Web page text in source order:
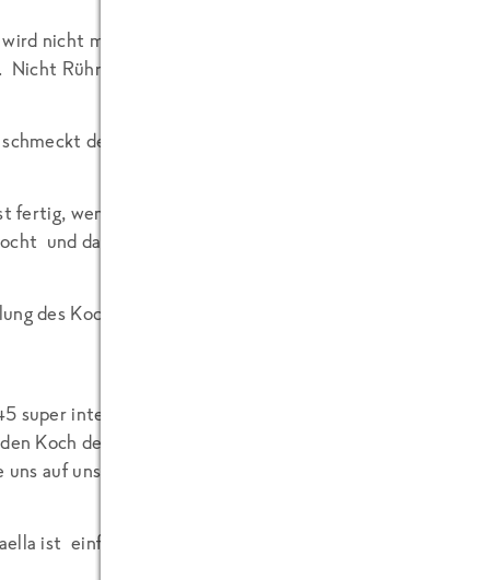
nicht mehr gerührt
Nicht Rühren, auf gar keinen Fall……!
der Fond? Brauchen wir noch ein wenig Salz?
fertig, wenn der Reis auf den Punkt gegart, der gesamte
und das Gericht kurz vor dem Ansetzen ist.
des Kochs lautet, die Paella noch ein paar Minuten
super interessante Minuten für uns. Ein ganz dickes
Koch des Restaurants Mateu und natürlich an Laura
uns auf unserer Tour so super unterstützt.
ist einfach köstlich…..